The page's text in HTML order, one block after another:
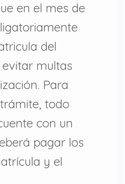
en el mes de
del
multas
Para
todo
con un
pagar los
y el